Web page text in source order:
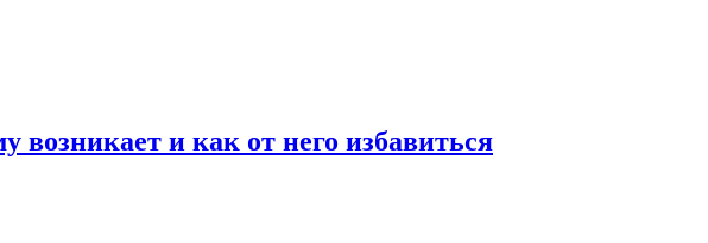
возникает и как от него избавиться